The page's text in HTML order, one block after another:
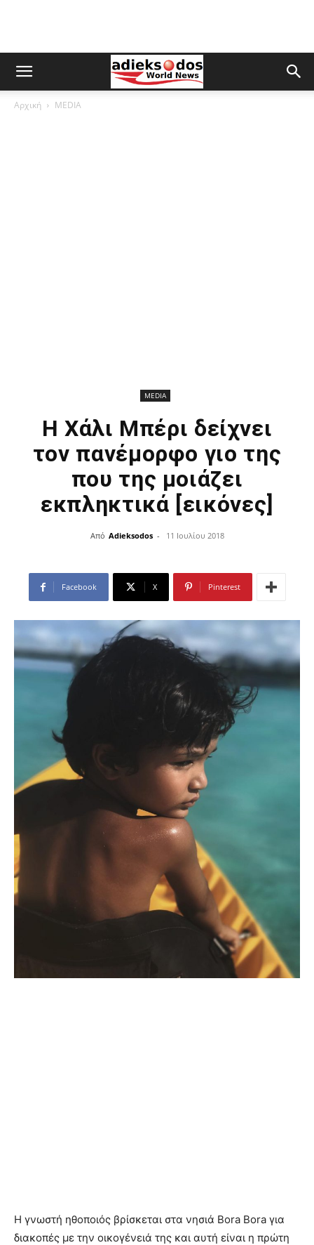
Αρχική MEDIA
MEDIA
Η Χάλι Μπέρι δείχνει
τον πανέμορφο γιο της
που της μοιάζει
εκπληκτικά [εικόνες]
Από Adieksodos - 11 Ιουλίου 2018
Facebook X Pinterest
Η γνωστή ηθοποιός βρίσκεται στα νησιά Bora Bora για
διακοπές με την οικογένειά της και αυτή είναι η πρώτη